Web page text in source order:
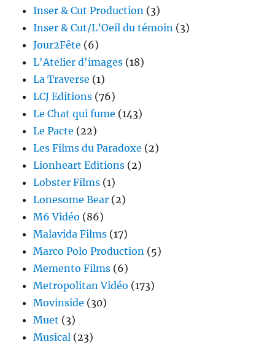
Inser & Cut Production (3)
Inser & Cut/L’Oeil du témoin (3)
Jour2Fête (6)
L'Atelier d'images (18)
La Traverse (1)
LCJ Editions (76)
Le Chat qui fume (143)
Le Pacte (22)
Les Films du Paradoxe (2)
Lionheart Editions (2)
Lobster Films (1)
Lonesome Bear (2)
M6 Vidéo (86)
Malavida Films (17)
Marco Polo Production (5)
Memento Films (6)
Metropolitan Vidéo (173)
Movinside (30)
Muet (3)
Musical (23)